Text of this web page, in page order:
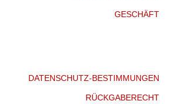
GESCHÄFT
DATENSCHUTZ-BESTIMMUNGEN
RÜCKGABERECHT